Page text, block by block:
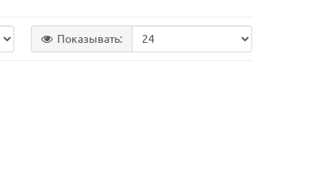
Показывать: